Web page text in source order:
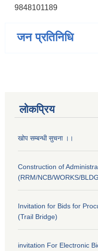
9848101189
जन प्रतिनिधि
लोकप्रिय
खोप सम्बन्धी सुचना ।।
Construction of
(RRM/NCB/WORKS/
Invitation for Bids for
(Trail Bridge)
invitation For Electronic